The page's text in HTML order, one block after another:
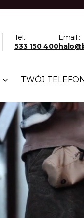
Tel.:
533 150 400
Email.:
TWÓJ TELEFON